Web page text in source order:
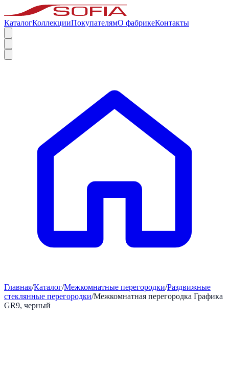
КаталогКоллекцииПокупателямО фабрикеКонтакты
Главная/Каталог/Межкомнатные перегородки/Раздвижные
стеклянные перегородки/Межкомнатная перегородка Графика
GR9, черный